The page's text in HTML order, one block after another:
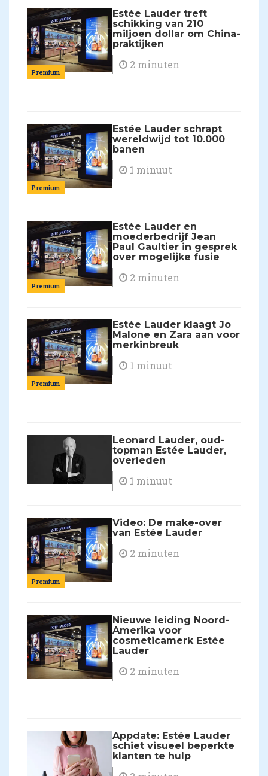
Premium
Estée Lauder treft
schikking van 210
miljoen dollar om China-
praktijken
2 minuten
Premium
Estée Lauder schrapt
wereldwijd tot 10.000
banen
1 minuut
Premium
Estée Lauder en
moederbedrijf Jean
Paul Gaultier in gesprek
over mogelijke fusie
2 minuten
Premium
Estée Lauder klaagt Jo
Malone en Zara aan voor
merkinbreuk
1 minuut
Leonard Lauder, oud-
topman Estée Lauder,
overleden
1 minuut
Premium
Video: De make-over
van Estée Lauder
2 minuten
Nieuwe leiding Noord-
Amerika voor
cosmeticamerk Estée
Lauder
2 minuten
Appdate: Estée Lauder
schiet visueel beperkte
klanten te hulp